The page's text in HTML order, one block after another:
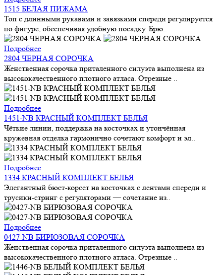
1515 БЕЛАЯ ПИЖАМА
Топ с длинными рукавами и завязками спереди регулируется
по фигуре, обеспечивая удобную посадку. Брю..
Подробнее
2804 ЧЕРНАЯ СОРОЧКА
Женственная сорочка приталенного силуэта выполнена из
высококачественного плотного атласа. Отрезные ..
Подробнее
1451-NB КРАСНЫЙ КОМПЛЕКТ БЕЛЬЯ
Чёткие линии, поддержка на косточках и утончённая
кружевная отделка гармонично сочетают комфорт и эл..
Подробнее
1334 КРАСНЫЙ КОМПЛЕКТ БЕЛЬЯ
Элегантный бюст-корсет на косточках с лентами спереди и
трусики-стринг с регуляторами — сочетание из..
Подробнее
0427-NB БИРЮЗОВАЯ СОРОЧКА
Женственная сорочка приталенного силуэта выполнена из
высококачественного плотного атласа. Отрезные ..